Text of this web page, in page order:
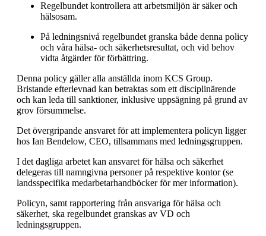
Regelbundet kontrollera att arbetsmiljön är säker och
hälsosam.
På ledningsnivå regelbundet granska både denna policy
och våra hälsa- och säkerhetsresultat, och vid behov
vidta åtgärder för förbättring.
Denna policy gäller alla anställda inom KCS Group.
Bristande efterlevnad kan betraktas som ett disciplinärende
och kan leda till sanktioner, inklusive uppsägning på grund av
grov försummelse.
Det övergripande ansvaret för att implementera policyn ligger
hos Ian Bendelow, CEO, tillsammans med ledningsgruppen.
I det dagliga arbetet kan ansvaret för hälsa och säkerhet
delegeras till namngivna personer på respektive kontor (se
landsspecifika medarbetarhandböcker för mer information).
Policyn, samt rapportering från ansvariga för hälsa och
säkerhet, ska regelbundet granskas av VD och
ledningsgruppen.